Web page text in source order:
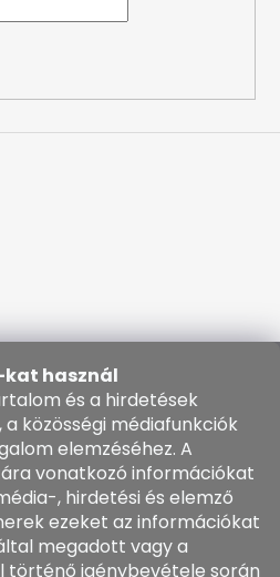
kat használ
és a hirdetések
közösségi médiafunkciók
elemzéséhez. A
vonatkozó információkat
, hirdetési és elemző
ezeket az információkat
megadott vagy a
történő igénybevétele során
kozenezbozi/